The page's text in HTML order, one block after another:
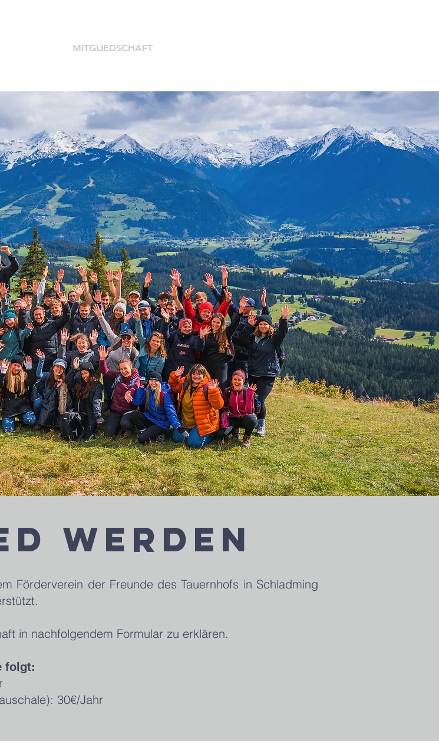
MITGLIEDSCHAFT
WERDEN
Förderverein der Freunde des Tauernhofs in Schladming
in nachfolgendem Formular zu erklären.
folgt:
30€/Jahr